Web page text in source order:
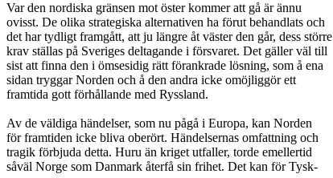
Var den nordiska gränsen mot öster kommer att gå är ännu
ovisst. De olika strategiska alternativen ha förut behandlats och
det har tydligt framgått, att ju längre åt väster den går, dess större
krav ställas på Sveriges deltagande i försvaret. Det gäller väl till
sist att finna den i ömsesidig rätt förankrade lösning, som å ena
sidan tryggar Norden och å den andra icke omöjliggör ett
framtida gott förhållande med Ryssland.
Av de väldiga händelser, som nu pågå i Europa, kan Norden
för framtiden icke bliva oberört. Händelsernas omfattning och
tragik förbjuda detta. Huru än kriget utfaller, torde emellertid
såväl Norge som Danmark återfå sin frihet. Det kan för Tysk-